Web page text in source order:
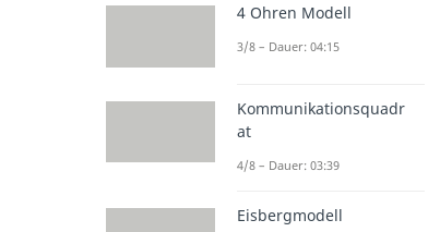
4 Ohren Modell
3/8 – Dauer: 04:15
Kommunikationsquadr
at
4/8 – Dauer: 03:39
Eisbergmodell